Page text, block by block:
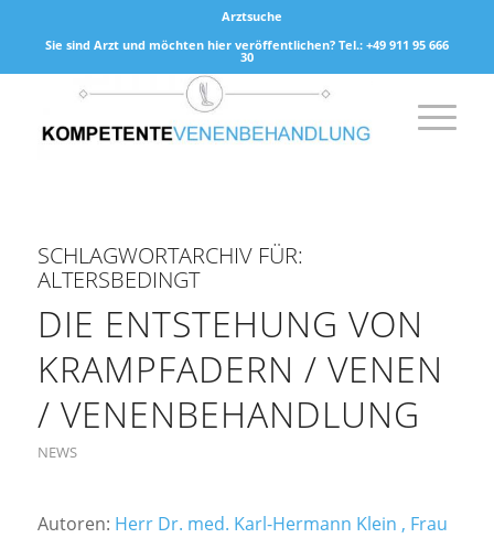
Arztsuche
Sie sind Arzt und möchten hier veröffentlichen? Tel.: +49 911 95 666
30
SCHLAGWORTARCHIV FÜR:
ALTERSBEDINGT
DIE ENTSTEHUNG VON
KRAMPFADERN / VENEN
/ VENENBEHANDLUNG
NEWS
Autoren: Herr Dr. med. Karl-Hermann Klein , Frau